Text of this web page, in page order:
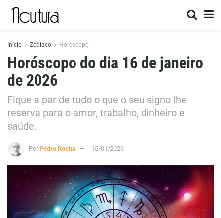
Início Zodíaco Horóscopo
Horóscopo do dia 16 de janeiro
de 2026
Fique a par de tudo o que o seu signo lhe
reserva para o amor, trabalho, dinheiro e
saúde.
Por Pedro Rocha 15/01/2026